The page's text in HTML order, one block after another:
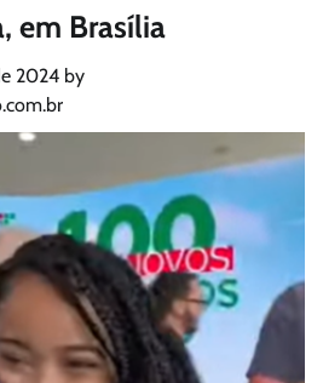
em Brasília
2024 by